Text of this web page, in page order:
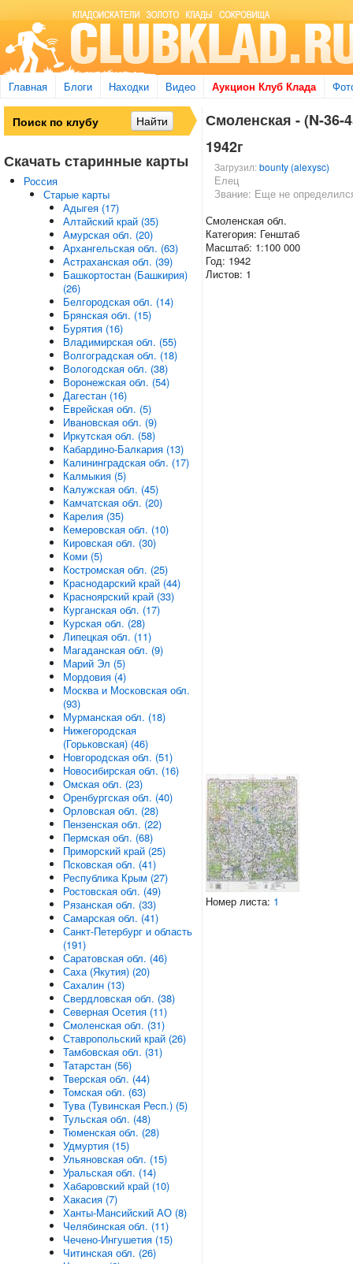
Главная Блоги Находки Видео Аукцион Клуб Клада
Смоленская - (N-36-
1942г
Загрузил:bounty (alexysc)
Елец
Звание: Еще не
Смоленская обл.
Категория: Генштаб
Масштаб: 1:100 000
Год: 1942
Листов: 1
Номер листа: 1
Скачать старинные карты
Россия
Старые карты
Адыгея (17)
Алтайский край (35)
Амурская обл. (20)
Архангельская обл. (63)
Астраханская обл. (39)
Башкортостан (Башкирия)
(26)
Белгородская обл. (14)
Брянская обл. (15)
Бурятия (16)
Владимирская обл. (55)
Волгоградская обл. (18)
Вологодская обл. (38)
Воронежская обл. (54)
Дагестан (16)
Еврейская обл. (5)
Ивановская обл. (9)
Иркутская обл. (58)
Кабардино-Балкария (13)
Калининградская обл. (17)
Калмыкия (5)
Калужская обл. (45)
Камчатская обл. (20)
Карелия (35)
Кемеровская обл. (10)
Кировская обл. (30)
Коми (5)
Костромская обл. (25)
Краснодарский край (44)
Красноярский край (33)
Курганская обл. (17)
Курская обл. (28)
Липецкая обл. (11)
Магаданская обл. (9)
Марий Эл (5)
Мордовия (4)
Москва и Московская обл.
(93)
Мурманская обл. (18)
Нижегородская
(Горьковская) (46)
Новгородская обл. (51)
Новосибирская обл. (16)
Омская обл. (23)
Оренбургская обл. (40)
Орловская обл. (28)
Пензенская обл. (22)
Пермская обл. (68)
Приморский край (25)
Псковская обл. (41)
Республика Крым (27)
Ростовская обл. (49)
Рязанская обл. (33)
Самарская обл. (41)
Санкт-Петербург и область
(191)
Саратовская обл. (46)
Саха (Якутия) (20)
Сахалин (13)
Свердловская обл. (38)
Северная Осетия (11)
Смоленская обл. (31)
Ставропольский край (26)
Тамбовская обл. (31)
Татарстан (56)
Тверская обл. (44)
Томская обл. (63)
Тува (Тувинская Респ.) (5)
Тульская обл. (48)
Тюменская обл. (28)
Удмуртия (15)
Ульяновская обл. (15)
Уральская обл. (14)
Хабаровский край (10)
Хакасия (7)
Ханты-Мансийский АО (8)
Челябинская обл. (11)
Чечено-Ингушетия (15)
Читинская обл. (26)